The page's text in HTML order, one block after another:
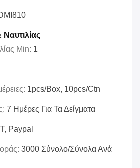
Min: 1
1pcs/box, 10pcs/ctn
7 Ημέρες Για Τα Δείγματα
Paypal
3000 Σύνολο/σύνολα Ανά